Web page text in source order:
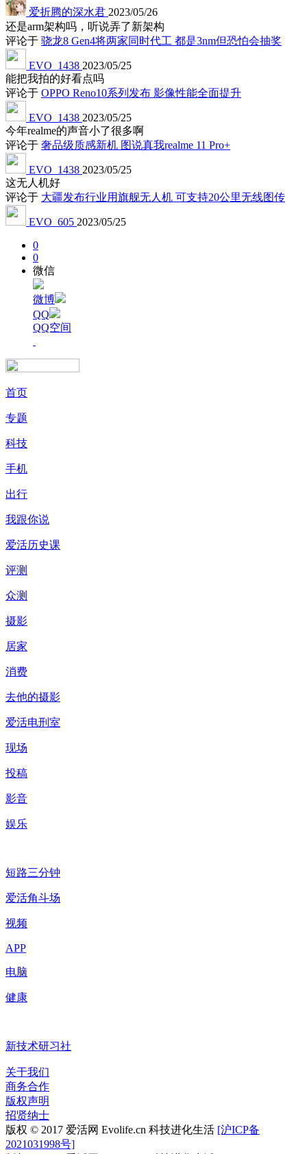
爱折腾的深水君 2023/05/26
还是arm架构吗，听说弄了新架构
评论于 骁龙8 Gen4将两家同时代工 都是3nm但恐怕会抽奖
EVO_1438 2023/05/25
能把我拍的好看点吗
评论于 OPPO Reno10系列发布 影像性能全面提升
EVO_1438 2023/05/25
今年realme的声音小了很多啊
评论于 奢品级质感新机 图说真我realme 11 Pro+
EVO_1438 2023/05/25
这无人机好
评论于 大疆发布行业用旗舰无人机 可支持20公里无线图传
EVO_605 2023/05/25
0
0
微信
微博
QQ
QQ空间
首页
专题
科技
手机
出行
我跟你说
爱活历史课
评测
众测
摄影
居家
消费
去他的摄影
爱活电刑室
现场
投稿
影音
娱乐
短路三分钟
爱活角斗场
视频
APP
电脑
健康
新技术研习社
关于我们
商务合作
版权声明
招贤纳士
版权 © 2017 爱活网 Evolife.cn 科技进化生活 [沪ICP备
2021031998号]